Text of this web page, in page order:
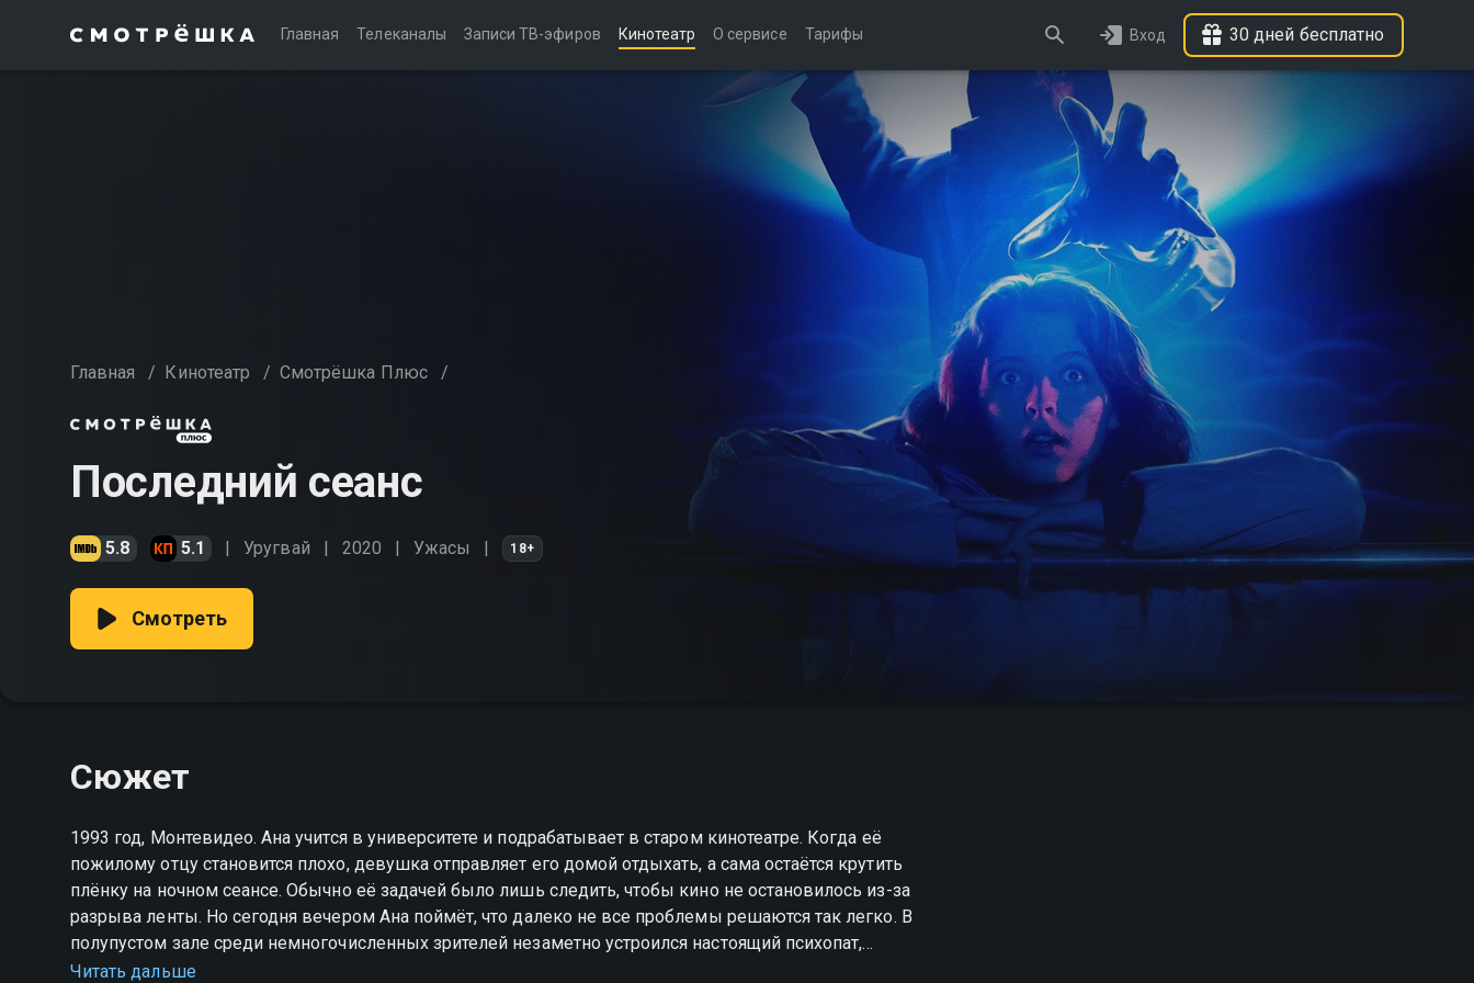
Главная Телеканалы Записи ТВ-эфиров Кинотеатр О сервисе Тарифы Вход 30 дней бесплатно
Главная / Кинотеатр / Смотрёшка Плюс /
Последний сеанс
5.8 5.1 Уругвай 2020 Ужасы 18+
Смотреть
Сюжет
1993 год, Монтевидео. Ана учится в университете и подрабатывает в старом кинотеатре. Когда её
пожилому отцу становится плохо, девушка отправляет его домой отдыхать, а сама остаётся крутить
плёнку на ночном сеансе. Обычно её задачей было лишь следить, чтобы кино не остановилось из-за
разрыва ленты. Но сегодня вечером Ана поймёт, что далеко не все проблемы решаются так легко. В
полупустом зале среди немногочисленных зрителей незаметно устроился настоящий психопат,
вооружённый ножом и готовый устроить кровавую расправу. Теперь девушке предстоит совсем не
Читать дальше